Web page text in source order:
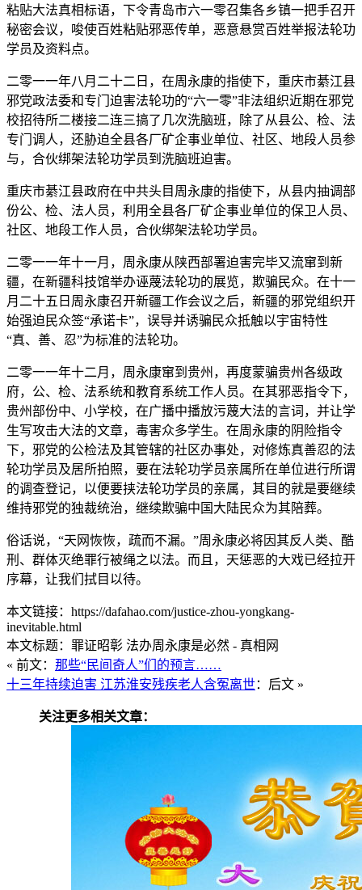
粘贴大法真相标语，下令青岛市六一零召集各乡镇一把手召开
秘密会议，唆使百姓粘贴邪恶传单，恶意悬赏百姓举报法轮功
学员及资料点。
二零一一年八月二十二日，在周永康的指使下，重庆市綦江县
邪党政法委和专门迫害法轮功的“六一零”非法组织近期在邪党
校招待所二楼接二连三搞了几次洗脑班，除了从县公、检、法
专门调人，还胁迫全县各厂矿企事业单位、社区、地段人员参
与，合伙绑架法轮功学员到洗脑班迫害。
重庆市綦江县政府在中共头目周永康的指使下，从县内抽调部
份公、检、法人员，利用全县各厂矿企事业单位的保卫人员、
社区、地段工作人员，合伙绑架法轮功学员。
二零一一年十一月，周永康从陕西部署迫害完毕又流窜到新
疆，在新疆科技馆举办诬蔑法轮功的展览，欺骗民众。在十一
月二十五日周永康召开新疆工作会议之后，新疆的邪党组织开
始强迫民众签“承诺卡”，误导并诱骗民众抵触以宇宙特性
“真、善、忍”为标准的法轮功。
二零一一年十二月，周永康窜到贵州，再度蒙骗贵州各级政
府，公、检、法系统和教育系统工作人员。在其邪恶指令下，
贵州部份中、小学校，在广播中播放污蔑大法的言词，并让学
生写攻击大法的文章，毒害众多学生。在周永康的阴险指令
下，邪党的公检法及其管辖的社区办事处，对修炼真善忍的法
轮功学员及居所拍照，要在法轮功学员亲属所在单位进行所谓
的调查登记，以便要挟法轮功学员的亲属，其目的就是要继续
维持邪党的独裁统治，继续欺骗中国大陆民众为其陪葬。
俗话说，“天网恢恢，疏而不漏。”周永康必将因其反人类、酷
刑、群体灭绝罪行被绳之以法。而且，天惩恶的大戏已经拉开
序幕，让我们拭目以待。
本文链接：https://dafahao.com/justice-zhou-yongkang-
inevitable.html
本文标题：罪证昭彰 法办周永康是必然 - 真相网
« 前文： 那些“民间奇人”们的预言……
十三年持续迫害 江苏淮安残疾老人含冤离世：后文 »
关注更多相关文章：